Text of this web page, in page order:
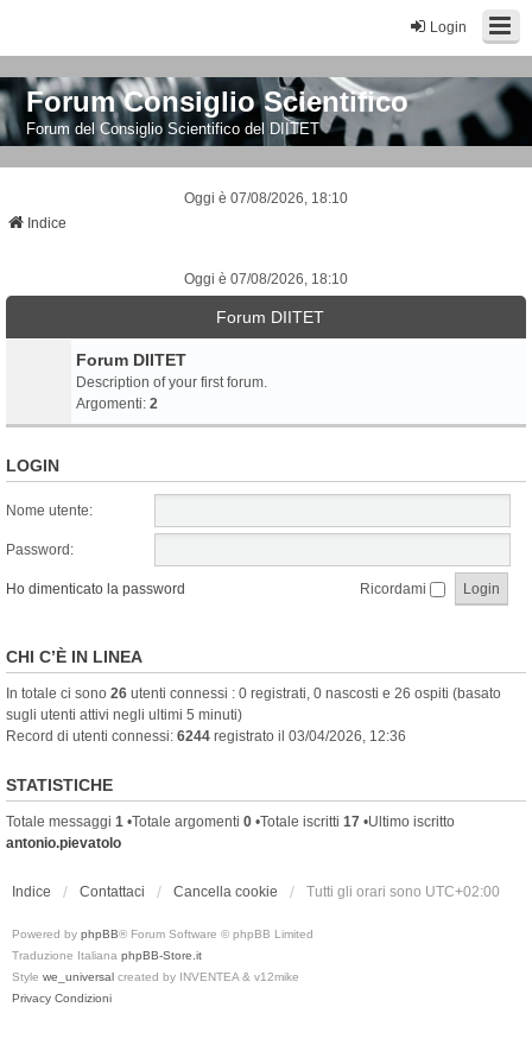
Login
Forum Consiglio Scientifico
Forum del Consiglio Scientifico del DIITET
Oggi è 07/08/2026, 18:10
Indice
Oggi è 07/08/2026, 18:10
Forum DIITET
Forum DIITET
Description of your first forum.
Argomenti: 2
LOGIN
Nome utente:
Password:
Ho dimenticato la password Ricordami
CHI C’È IN LINEA
In totale ci sono 26 utenti connessi : 0 registrati, 0 nascosti e 26 ospiti (basato
sugli utenti attivi negli ultimi 5 minuti)
Record di utenti connessi: 6244 registrato il 03/04/2026, 12:36
STATISTICHE
Totale messaggi 1 •Totale argomenti 0 •Totale iscritti 17 •Ultimo iscritto
antonio.pievatolo
Indice Contattaci Cancella cookie Tutti gli orari sono UTC+02:00
Powered by phpBB® Forum Software © phpBB Limited
Traduzione Italiana phpBB-Store.it
Style we_universal created by INVENTEA & v12mike
Privacy Condizioni